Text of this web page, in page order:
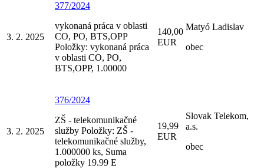
3. 2. 2025
377/2024
vykonaná práca v oblasti
CO, PO, BTS,OPP
Položky: vykonaná práca
v oblasti CO, PO,
BTS,OPP, 1.00000
140,00
EUR
Matyó Ladislav
obec
3. 2. 2025
376/2024
ZŠ - telekomunikačné
služby Položky: ZŠ -
telekomunikačné služby,
1.000000 ks, Suma
položky 19.99 E
19,99
EUR
Slovak Telekom,
a.s.
obec